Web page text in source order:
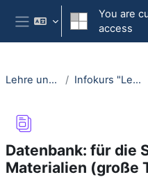
Skip to main content
Side panel
You are
access
Lehre und Lernen öffnen Infokurs "Lehre und Lernen öffnen"
Datenbank: für die
Materialien (große